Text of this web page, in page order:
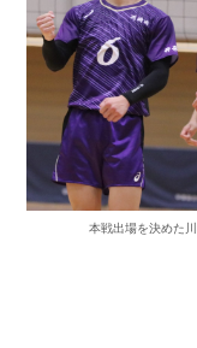
本戦出場を決めた